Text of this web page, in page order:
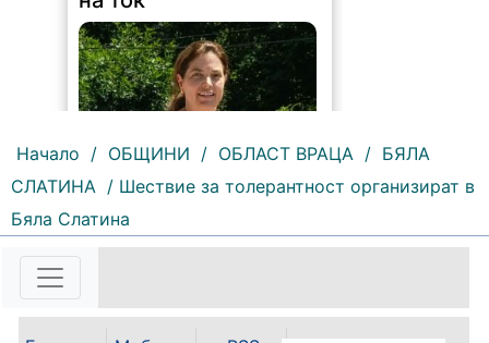
172 |
България изнася рекордни
АЕЦ „Козлодуй“ продължава да
работи без затруднения въпреки
рекордно ниските нива на река
Начало / ОБЩИНИ / ОБЛАСТ ВРАЦА / БЯЛА
СЛАТИНА / Шествие за толерантност организират в
Бяла Слатина